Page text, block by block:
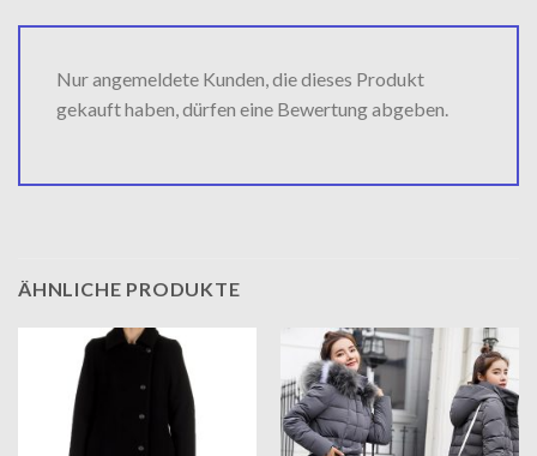
Nur angemeldete Kunden, die dieses Produkt
gekauft haben, dürfen eine Bewertung abgeben.
ÄHNLICHE PRODUKTE